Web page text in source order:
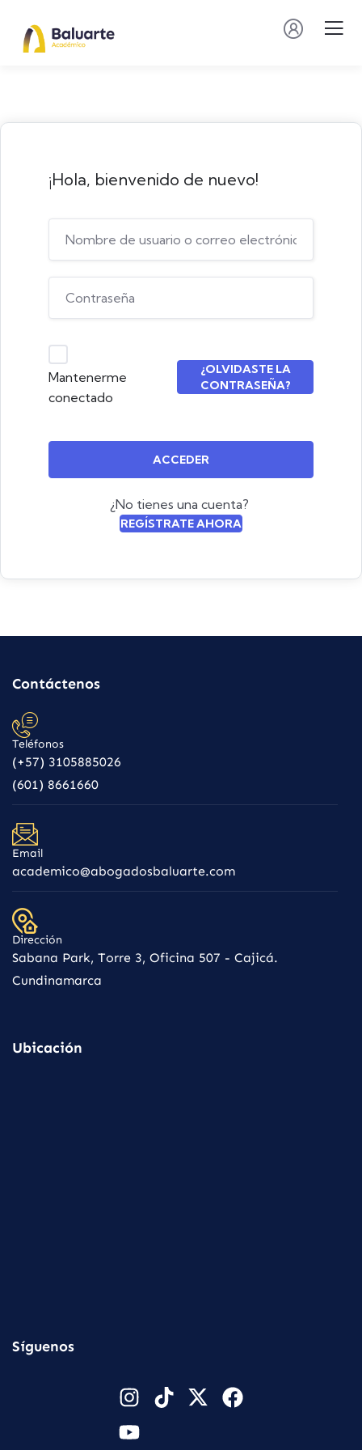
¡Hola, bienvenido de nuevo!
Mantenerme
conectado
¿OLVIDASTE LA
CONTRASEÑA?
ACCEDER
¿No tienes una cuenta?
REGÍSTRATE AHORA
Contáctenos
Teléfonos
(+57) 3105885026
(601) 8661660
Email
academico@abogadosbaluarte.com
Dirección
Sabana Park, Torre 3, Oficina 507 - Cajicá.
Cundinamarca
Ubicación
Síguenos